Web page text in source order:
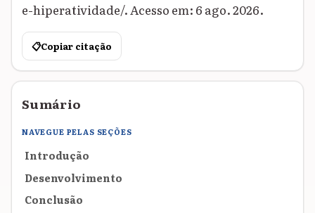
e-hiperatividade/. Acesso em: 6 ago. 2026.
📋Copiar citação
Sumário
NAVEGUE PELAS SEÇÕES
Introdução
Desenvolvimento
Conclusão